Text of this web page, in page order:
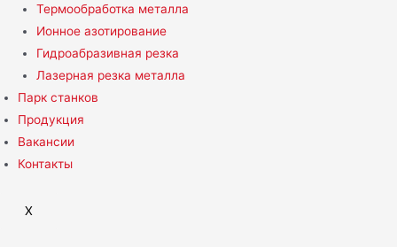
Термообработка металла
Ионное азотирование
Гидроабразивная резка
Лазерная резка металла
Парк станков
Продукция
Вакансии
Контакты
X